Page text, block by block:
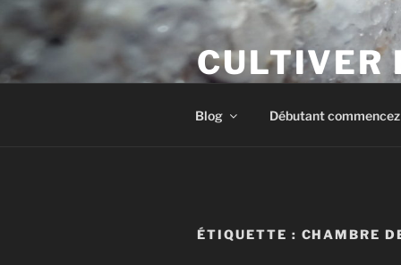
Aller
au
contenu
principal
CULTIVER
Blog Débutant
ÉTIQUETTE : CHAMBRE